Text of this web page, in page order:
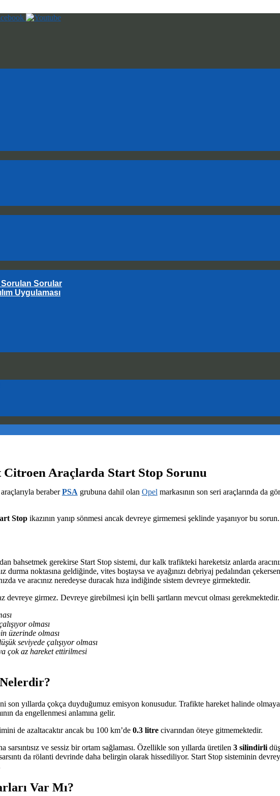
Sorulan Sorular
Uygulaması
Citroen Araçlarda Start Stop Sorunu
beraberPSA grubuna dahil olan Opel markasının son seri araçlarında da
Stopikazının yanıp sönmesi ancak devreye girmemesi şeklinde yaşanıyor bu sorun.
bahsetmek gerekirse Start Stop sistemi, dur kalk trafikteki hareketsiz anlarda
durma noktasına geldiğinde, vites boştaysa ve ayağınızı debriyaj pedalından
ve aracınız neredeyse duracak hıza indiğinde sistem devreye girmektedir.
devreye girmez. Devreye girebilmesi için belli şartların mevcut olması
olması
üzerinde olması
seviyede çalışıyor olması
çok az hareket ettirilmesi
son yıllarda çokça duyduğumuz emisyon konusudur. Trafikte hareket halinde
da engellenmesi anlamına gelir.
de azaltacaktır ancak bu 100 km’de 0.3 litrecivarından öteye gitmemektedir.
ve sessiz bir ortam sağlaması. Özellikle son yıllarda üretilen 3 silindirli
da rölanti devrinde daha belirgin olarak hissediliyor. Start Stop sisteminin
Var Mı?